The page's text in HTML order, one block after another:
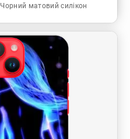
Чорний матовий силікон